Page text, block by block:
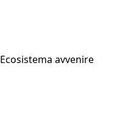
Ecosistema avvenire